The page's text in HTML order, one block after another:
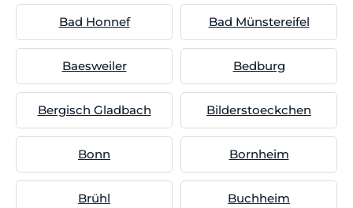
Bad Honnef Bad Münstereifel
Baesweiler Bedburg
Bergisch Gladbach Bilderstoeckchen
Bonn Bornheim
Brühl Buchheim